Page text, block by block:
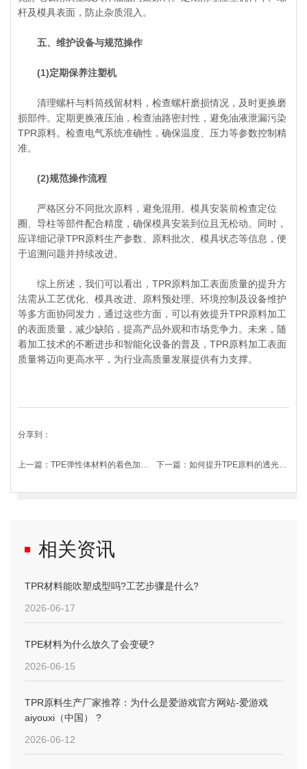
杆及模具表面，防止杂质混入。
五、维护设备与规范操作
(1)定期保养注塑机
清理螺杆与料筒残留材料，检查螺杆磨损情况，及时更换磨
损部件。定期更换液压油，检查油路密封性，避免油液泄漏污染
TPR原料。检查电气系统准确性，确保温度、压力等参数控制精
准。
(2)规范操作流程
严格区分不同批次原料，避免混用。模具安装前检查定位
圈、导柱等部件配合精度，确保模具安装到位且无松动。同时，
应详细记录TPR原料生产参数、原料批次、模具状态等信息，便
于追溯问题并持续改进。
综上所述，我们可以看出，TPR原料加工表面质量的提升方
法需从工艺优化、模具改进、原料预处理、环境控制及设备维护
等多方面协同发力，通过这些方面，可以有效提升TPR原料加工
的表面质量，减少缺陷，提高产品外观和市场竞争力。未来，随
着加工技术的不断进步和智能化设备的普及，TPR原料加工表面
质量将迈向更高水平，为行业高质量发展提供有力支撑。
分享到：
上一篇：TPE弹性体材料的着色加工有哪些方法? 下一篇： 如何提升TPE原料的透光率?
相关资讯
TPR材料能吹塑成型吗?工艺步骤是什么?
2026-06-17
TPE材料为什么放久了会变硬?
2026-06-15
TPR原料生产厂家推荐：为什么是爱游戏官方网站-爱游戏
aiyouxi（中国） ?
2026-06-12